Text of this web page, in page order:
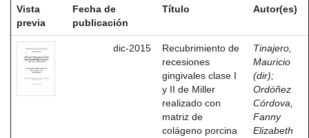
Vista
previa
Fecha de
publicación
Título Autor(es)
dic-2015
Recubrimiento de
recesiones
gingivales clase I
y II de Miller
realizado con
matriz de
colágeno porcina
Tinajero,
Mauricio
(dir);
Ordóñez
Córdova,
Fanny
Elizabeth